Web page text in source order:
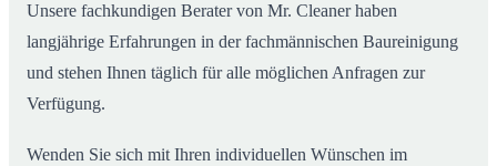
Unsere fachkundigen Berater von Mr. Cleaner haben
langjährige Erfahrungen in der fachmännischen Baureinigung
und stehen Ihnen täglich für alle möglichen Anfragen zur
Verfügung.
Wenden Sie sich mit Ihren individuellen Wünschen im